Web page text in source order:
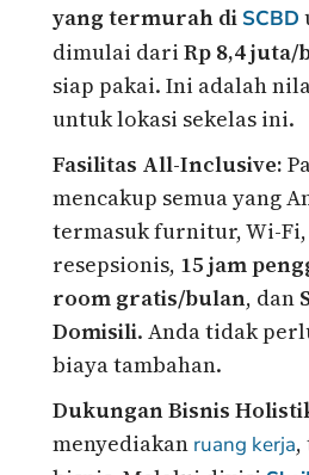
yang termurah di SCBD
dimulai dari Rp 8,4 juta/
siap pakai. Ini adalah
untuk lokasi sekelas ini.
Fasilitas All-Inclusive:
mencakup semua yang
termasuk furnitur, Wi-
resepsionis, 15 jam
room gratis/bulan, dan
Domisili. Anda tidak
biaya tambahan.
Dukungan Bisnis
menyediakan ruang kerja,